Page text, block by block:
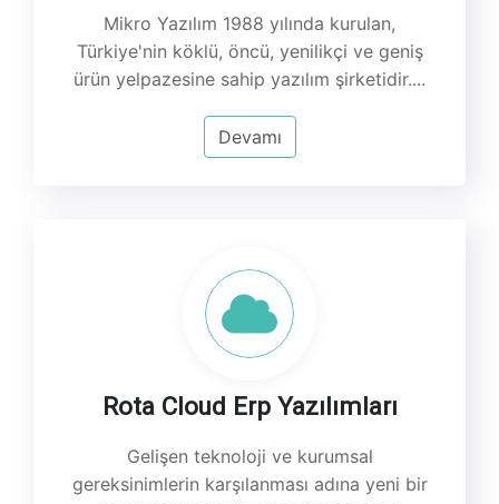
Mikro Yazılım 1988 yılında kurulan,
Türkiye'nin köklü, öncü, yenilikçi ve geniş
ürün yelpazesine sahip yazılım şirketidir....
Devamı
Rota Cloud Erp Yazılımları
Gelişen teknoloji ve kurumsal
gereksinimlerin karşılanması adına yeni bir